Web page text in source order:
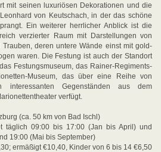
mit seinen luxuriösen Dekorationen und die
von Keutschach, in der das schöne
Ein weiterer herrlicher Anblick ist die
verzierter Raum mit Darstellungen von
deren untere Wände einst mit gold-
waren. Die Festung ist auch der Standort
Festungsmuseum, das Rainer-Regiments-
Museum, das über eine Reihe von
interessanten Gegenständen aus dem
verfügt.
(ca. 50 km von Bad Ischl)
täglich 09:00 bis 17:00 (Jan bis April) und
19:00 (Mai bis September)
ermäßigt €10,40, Kinder von 6 bis 14 €6,50